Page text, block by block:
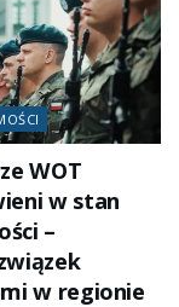
WOT
w stan
–
w regionie